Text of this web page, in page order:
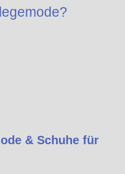
& Schuhe für